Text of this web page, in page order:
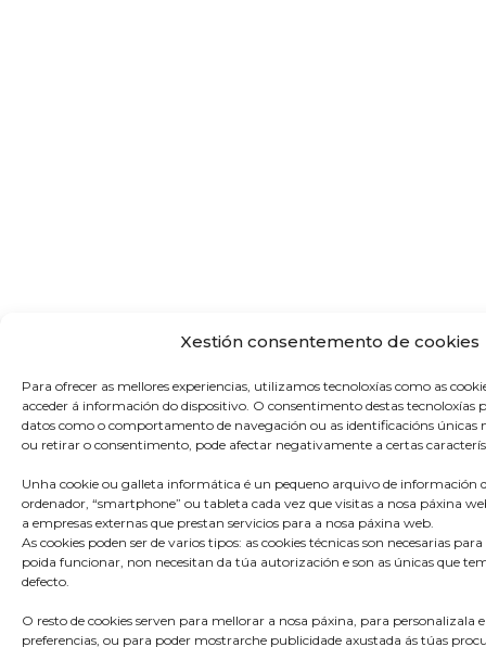
Xestión consentemento de cookies
Para ofrecer as mellores experiencias, utilizamos tecnoloxías como as
acceder á información do dispositivo. O consentimento destas tecnoloxías
datos como o comportamento de navegación ou as identificacións únicas
ou retirar o consentimento, pode afectar negativamente a certas
Unha cookie ou galleta informática é un pequeno arquivo de información
ordenador, “smartphone” ou tableta cada vez que visitas a nosa páxina
a empresas externas que prestan servicios para a nosa páxina web.
As cookies poden ser de varios tipos: as cookies técnicas son necesarias
poida funcionar, non necesitan da túa autorización e son as únicas que
defecto.
O resto de cookies serven para mellorar a nosa páxina, para personalizala
preferencias, ou para poder mostrarche publicidade axustada ás túas